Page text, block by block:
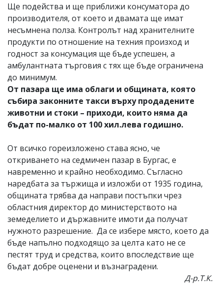
Ще подейства и ще приближи консуматора до
производителя, от което и двамата ще имат
несъмнена полза. Контролът над хранителните
продукти по отношение на техния произход и
годност за консумация ще бъде успешен, а
амбулантната търговия с тях ще бъде ограничена
до минимум.
От пазара ще има облаги и общината, която
събира законните такси върху продадените
животни и стоки – приходи, които няма да
бъдат по-малко от 100 хил.лева годишно.
От всичко гореизложено става ясно, че
откриването на седмичен пазар в Бургас, е
навременно и крайно необходимо. Съгласно
наредбата за тържища и изложби от 1935 година,
общината трябва да направи постъпки чрез
областния директор до министерството на
земеделието и държавните имоти да получат
нужното разрешение. Да се избере място, което да
бъде напълно подходящо за целта като не се
пестят труд и средства, които впоследствие ще
бъдат добре оценени и възнаградени.
Д-р.Т.К.